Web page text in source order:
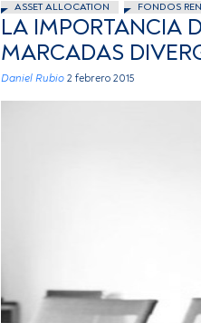
ASSET ALLOCATION FONDOS
LA IMPORTANCIA
MARCADAS
Daniel Rubio 2 febrero 2015